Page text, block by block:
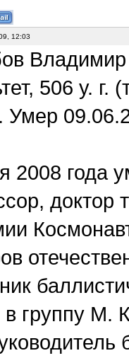
12:03
506 у. г.
Умер
2008 года
доктор
в группу М.